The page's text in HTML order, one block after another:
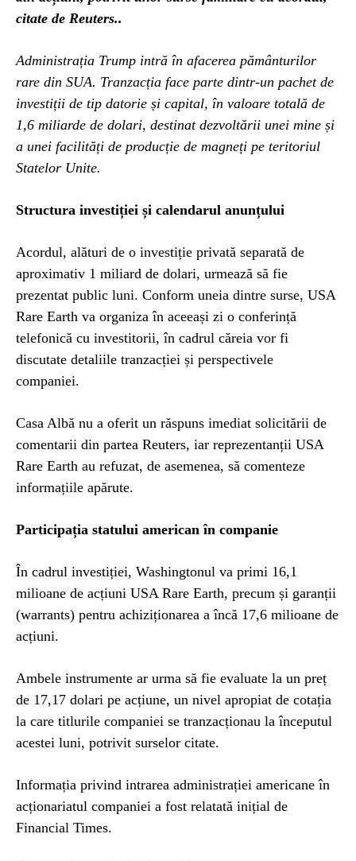
citate de Reuters..
Administrația Trump intră în afacerea pământurilor
rare din SUA. Tranzacția face parte dintr-un pachet de
investiții de tip datorie și capital, în valoare totală de
1,6 miliarde de dolari, destinat dezvoltării unei mine și
a unei facilități de producție de magneți pe teritoriul
Statelor Unite.
Structura investiției și calendarul anunțului
Acordul, alături de o investiție privată separată de
aproximativ 1 miliard de dolari, urmează să fie
prezentat public luni. Conform uneia dintre surse, USA
Rare Earth va organiza în aceeași zi o conferință
telefonică cu investitorii, în cadrul căreia vor fi
discutate detaliile tranzacției și perspectivele
companiei.
Casa Albă nu a oferit un răspuns imediat solicitării de
comentarii din partea Reuters, iar reprezentanții USA
Rare Earth au refuzat, de asemenea, să comenteze
informațiile apărute.
Participația statului american în companie
În cadrul investiției, Washingtonul va primi 16,1
milioane de acțiuni USA Rare Earth, precum și garanții
(warrants) pentru achiziționarea a încă 17,6 milioane de
acțiuni.
Ambele instrumente ar urma să fie evaluate la un preț
de 17,17 dolari pe acțiune, un nivel apropiat de cotația
la care titlurile companiei se tranzacționau la începutul
acestei luni, potrivit surselor citate.
Informația privind intrarea administrației americane în
acționariatul companiei a fost relatată inițial de
Financial Times.